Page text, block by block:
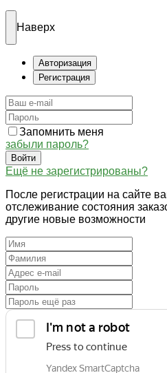
Наверх
Авторизация
Регистрация
Запомнить меня
забыли пароль?
Войти
Ещё не зарегистрированы?
После регистрации на сайте
отслеживание состояния
другие новые возможности